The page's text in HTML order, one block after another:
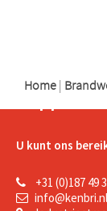
Home |
Support
U kunt ons
+31 (0)187 49
info@kenbri.nl